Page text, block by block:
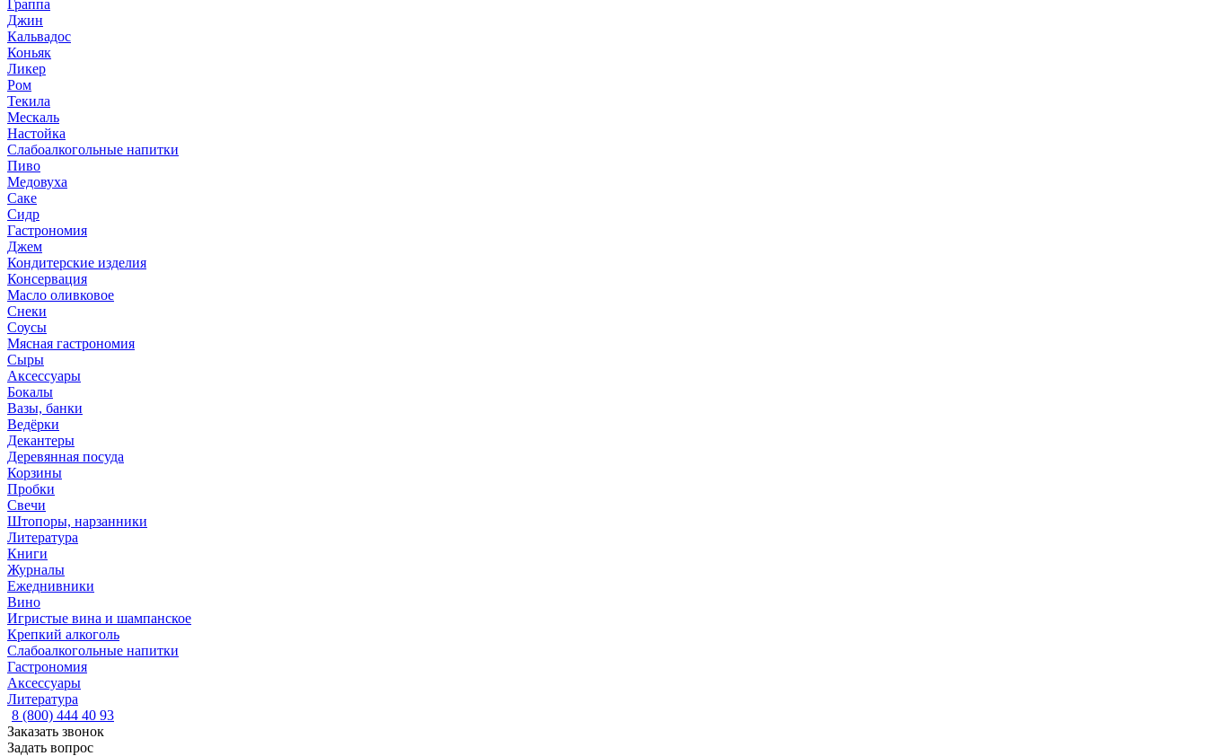
Граппа
Джин
Кальвадос
Коньяк
Ликер
Ром
Текила
Мескаль
Настойка
Слабоалкогольные напитки
Пиво
Медовуха
Саке
Сидр
Гастрономия
Джем
Кондитерские изделия
Консервация
Масло оливковое
Снеки
Соусы
Мясная гастрономия
Сыры
Аксессуары
Бокалы
Вазы, банки
Ведёрки
Декантеры
Деревянная посуда
Корзины
Пробки
Свечи
Штопоры, нарзанники
Литература
Книги
Журналы
Ежеднивники
Вино
Игристые вина и шампанское
Крепкий алкоголь
Слабоалкогольные напитки
Гастрономия
Аксессуары
Литература
8 (800) 444 40 93
Заказать звонок
Задать вопрос